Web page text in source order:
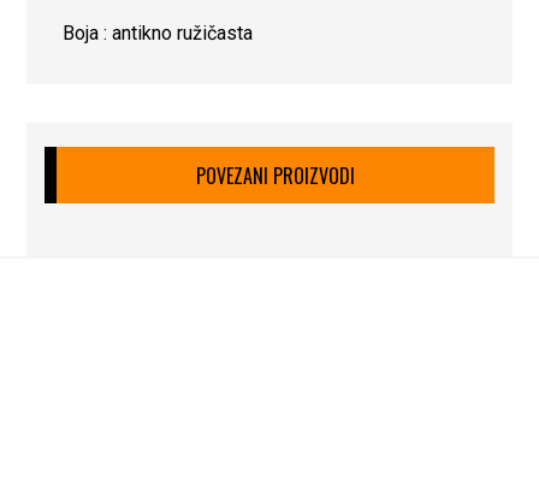
Boja : antikno ružičasta
POVEZANI PROIZVODI